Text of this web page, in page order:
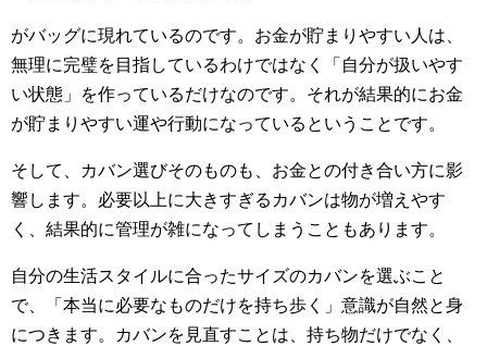
がバッグに現れているのです。お金が貯まりやすい人は、
無理に完璧を目指しているわけではなく「自分が扱いやす
い状態」を作っているだけなのです。それが結果的にお金
が貯まりやすい運や行動になっているということです。
そして、カバン選びそのものも、お金との付き合い方に影
響します。必要以上に大きすぎるカバンは物が増えやす
く、結果的に管理が雑になってしまうこともあります。
自分の生活スタイルに合ったサイズのカバンを選ぶこと
で、「本当に必要なものだけを持ち歩く」意識が自然と身
につきます。カバンを見直すことは、持ち物だけでなく、